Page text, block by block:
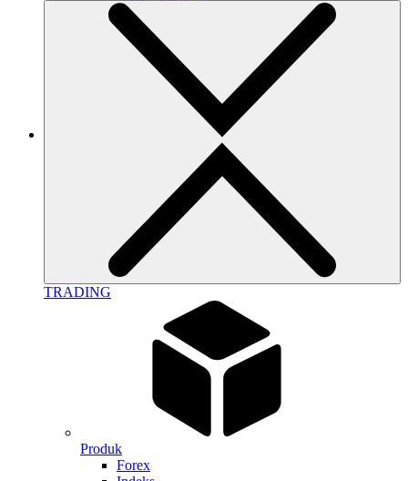
TRADING
Produk
Forex